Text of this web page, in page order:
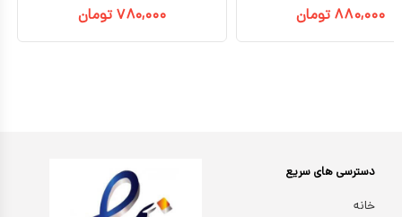
۷۸۰,۰۰۰ تومان ۸۸۰,۰۰۰ تومان
دسترسی های سریع
خانه